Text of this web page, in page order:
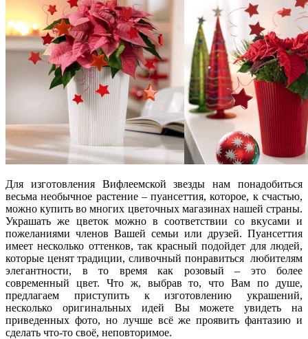
Для изготовления Вифлеемской звезды нам понадобиться
весьма необычное растение – пуансеттия, которое, к счастью,
можно купить во многих цветочных магазинах нашей страны.
Украшать же цветок можно в соответствии со вкусами и
пожеланиями членов Вашей семьи или друзей. Пуансеттия
имеет несколько оттенков, так красный подойдет для людей,
которые ценят традиции, сливочный понравиться любителям
элегантности, в то время как розовый – это более
современный цвет. Что ж, выбрав то, что Вам по душе,
предлагаем приступить к изготовлению украшений,
несколько оригинальных идей Вы можете увидеть на
приведенных фото, но лучше всё же проявить фантазию и
сделать что-то своё, неповторимое.